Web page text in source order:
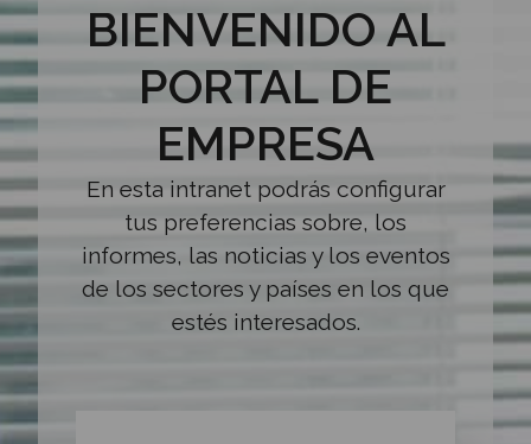
BIENVENIDO AL
PORTAL DE
EMPRESA
En esta intranet podrás configurar
tus preferencias sobre, los
informes, las noticias y los eventos
de los sectores y países en los que
estés interesados.